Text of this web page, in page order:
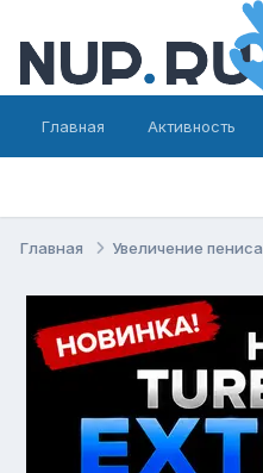
Главная Активность
Главная Увеличение пениса